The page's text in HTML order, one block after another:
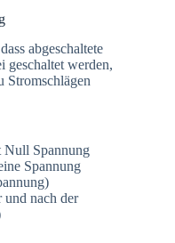
abgeschaltete
geschaltet werden,
Stromschlägen
Null Spannung
Spannung
und nach der